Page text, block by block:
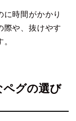
時間がかかり
際や、抜けやす
ペグの選び